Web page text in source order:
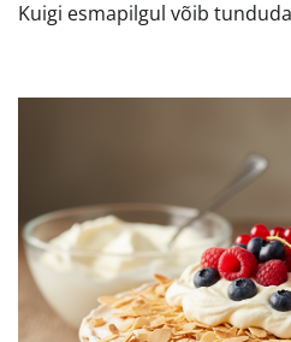
Kuigi esmapilgul võib